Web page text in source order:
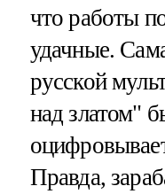
что работы
удачные.
русской
над златом"
Правда,